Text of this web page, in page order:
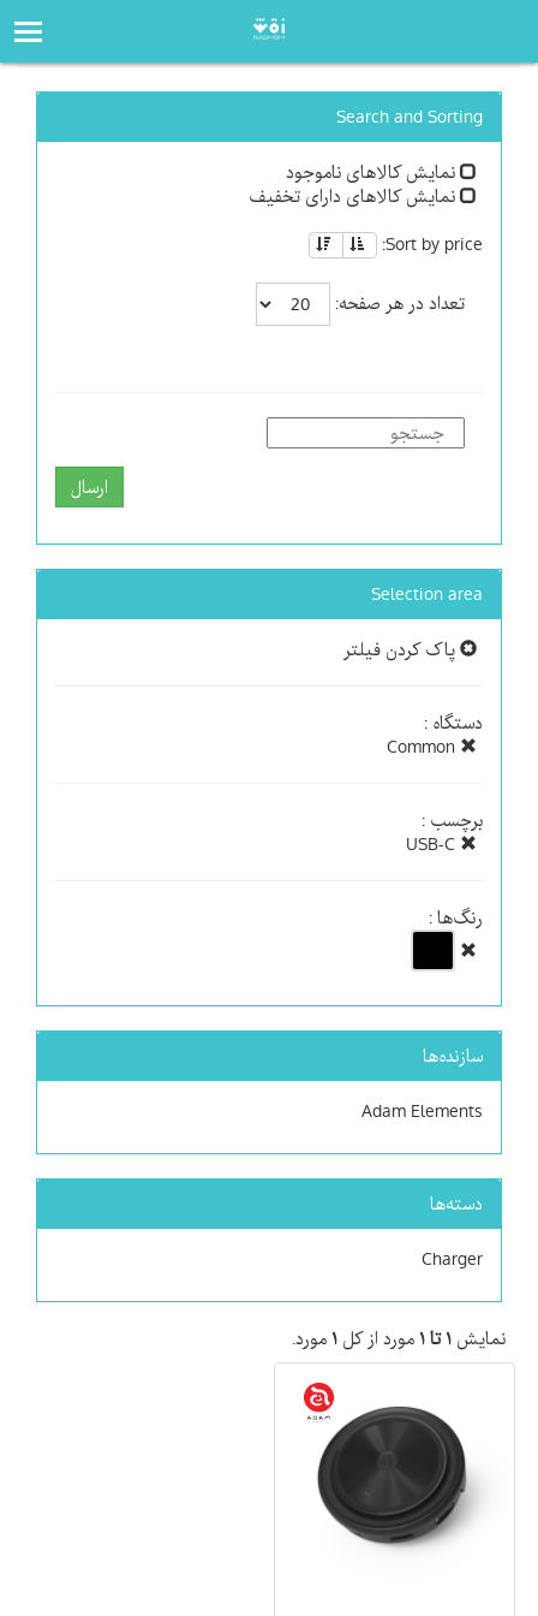
Search and Sorting
نمایش کالاهای ناموجود
نمایش کالاهای دارای تخفیف
Sort by price:
تعداد در هر صفحه:
ارسال
Selection area
پاک کردن فیلتر
دستگاه :
برچسب :
رنگ‌ها :
سازنده‌ها
Adam Elements
دسته‌ها
Charger
نمایش ۱ تا ۱ مورد از کل ۱ مورد.